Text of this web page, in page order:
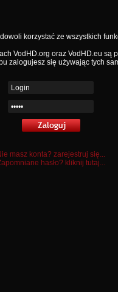
korzystać ze wszystkich
VodHD.org oraz VodHD.eu są
zalogujesz się używając tych
masz konta? zarejestruj się...
hasło? kliknij tutaj...